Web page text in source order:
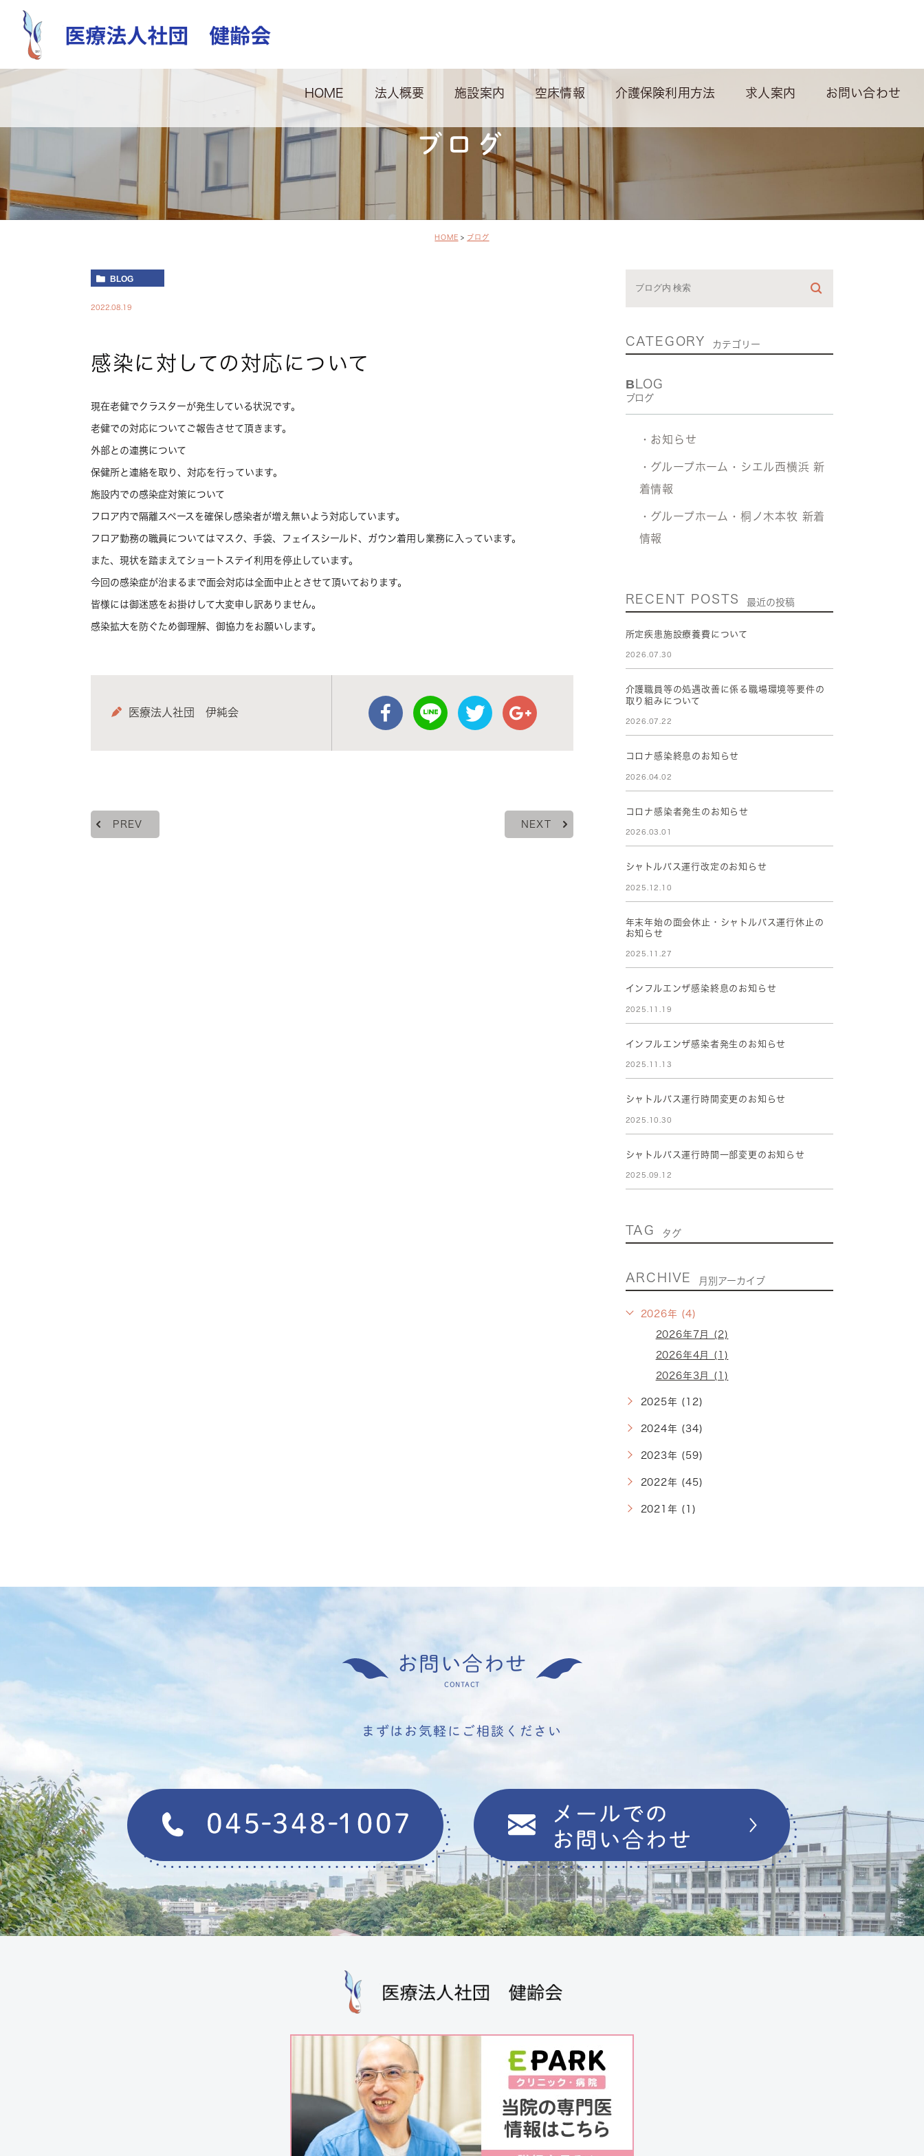
HOME 法人概要 施設案内 空床情報 介護保険利用方法 求人案内 お問い合わせ
ブログ
HOME ブログ
BLOG
2022.08.19
感染に対しての対応について
現在老健でクラスターが発生している状況です。
老健での対応についてご報告させて頂きます。
外部との連携について
保健所と連絡を取り、対応を行っています。
施設内での感染症対策について
フロア内で隔離スペースを確保し感染者が増え無いよう対応しています。
フロア勤務の職員についてはマスク、手袋、フェイスシールド、ガウン着用し業務に入っています。
また、現状を踏まえてショートステイ利用を停止しています。
今回の感染症が治まるまで面会対応は全面中止とさせて頂いております。
皆様には御迷惑をお掛けして大変申し訳ありません。
感染拡大を防ぐため御理解、御協力をお願いします。
医療法人社団 伊純会
PREV NEXT
CATEGORY カテゴリー
BLOG
ブログ
・お知らせ
・グループホーム・シエル西横浜 新
着情報
・グループホーム・桐ノ木本牧 新着
情報
RECENT POSTS 最近の投稿
所定疾患施設療養費について
2026.07.30
介護職員等の処遇改善に係る職場環境等要件の
取り組みについて
2026.07.22
コロナ感染終息のお知らせ
2026.04.02
コロナ感染者発生のお知らせ
2026.03.01
シャトルバス運行改定のお知らせ
2025.12.10
年末年始の面会休止・シャトルバス運行休止の
お知らせ
2025.11.27
インフルエンザ感染終息のお知らせ
2025.11.19
インフルエンザ感染者発生のお知らせ
2025.11.13
シャトルバス運行時間変更のお知らせ
2025.10.30
シャトルバス運行時間一部変更のお知らせ
2025.09.12
TAG タグ
ARCHIVE 月別アーカイブ
2026年 (4)
2026年7月 (2)
2026年4月 (1)
2026年3月 (1)
2025年 (12)
2024年 (34)
2023年 (59)
2022年 (45)
2021年 (1)
お問い合わせ
CONTACT
まずはお気軽にご相談ください